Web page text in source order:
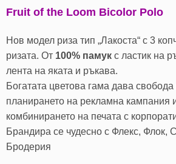
Fruit of the Loom Bicolor Polo
Нов модел риза тип „Лакоста“ с 3
ризата. От 100% памук с ластик на
лента на яката и ръкава.
Богатата цветова гама дава свобода
планирането на рекламна кампания
комбинирането на печата с
Брандира се чудесно с Флекс, Флок,
Бродерия